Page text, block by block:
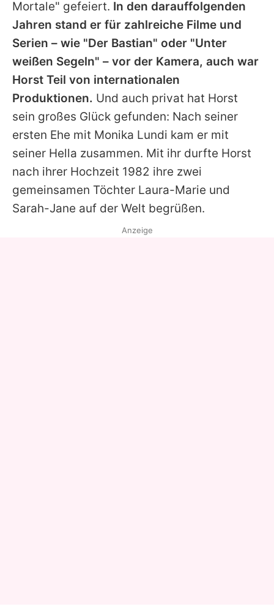
Mortale" gefeiert. In den darauffolgenden
Jahren stand er für zahlreiche Filme und
Serien – wie "Der Bastian" oder "Unter
weißen Segeln" – vor der Kamera, auch war
Horst Teil von internationalen
Produktionen. Und auch privat hat Horst
sein großes Glück gefunden: Nach seiner
ersten Ehe mit Monika Lundi kam er mit
seiner Hella zusammen. Mit ihr durfte Horst
nach ihrer Hochzeit 1982 ihre zwei
gemeinsamen Töchter Laura-Marie und
Sarah-Jane auf der Welt begrüßen.
Anzeige